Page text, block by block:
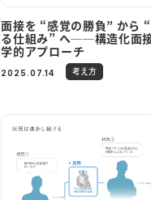
面接を “感覚の勝負” から
る仕組み” へ──構造化面
学的アプローチ
2025.07.14 考え方